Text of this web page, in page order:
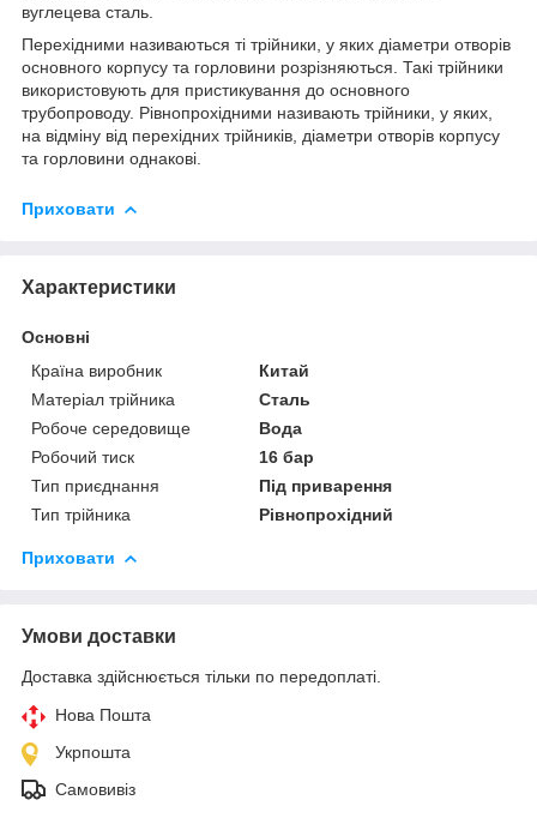
вуглецева сталь.
Перехідними називаються ті трійники, у яких діаметри отворів
основного корпусу та горловини розрізняються. Такі трійники
використовують для пристикування до основного
трубопроводу. Рівнопрохідними називають трійники, у яких,
на відміну від перехідних трійників, діаметри отворів корпусу
та горловини однакові.
Приховати
Характеристики
Основні
Країна виробник
Китай
Матеріал трійника
Сталь
Робоче середовище
Вода
Робочий тиск
16 бар
Тип приєднання
Під приварення
Тип трійника
Рівнопрохідний
Приховати
Умови доставки
Доставка здійснюється тільки по передоплаті.
Нова Пошта
Укрпошта
Самовивіз